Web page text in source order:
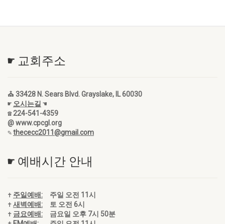
☛ 교회주소
⛪ 33428 N. Sears Blvd. Grayslake, IL 60030
☛ 오시는길 ☚
☎ 224-541-4359
@ www.cpcgl.org
✎thececc2011@gmail.com
☛ 예배시간 안내
✝ 주일예배:
주일 오전 11시
✝새벽예배:
토 오전 6시
✝ 금요예배:
금요일 오후 7시 50분